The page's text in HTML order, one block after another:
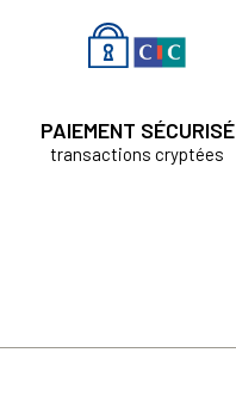
PAIEMENT SÉCURISÉ
transactions cryptées